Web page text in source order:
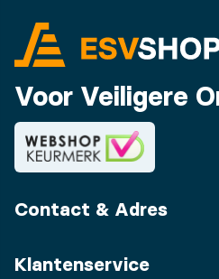
Voor Veiligere
Contact & Adres
Klantenservice